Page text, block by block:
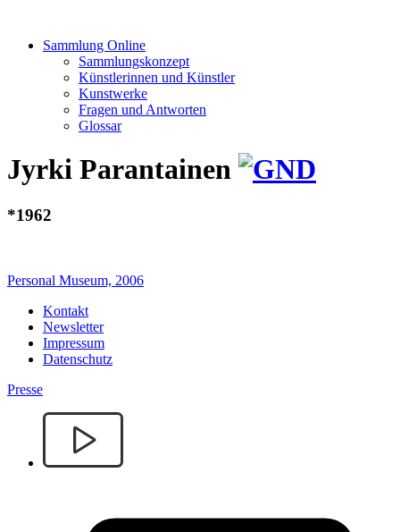
Sammlung Online
Sammlungskonzept
Künstlerinnen und Künstler
Kunstwerke
Fragen und Antworten
Glossar
Jyrki Parantainen
*1962
Personal Museum, 2006
Kontakt
Newsletter
Impressum
Datenschutz
Presse